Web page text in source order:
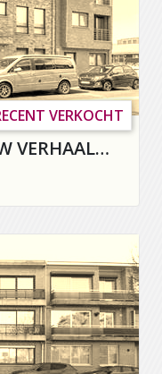
VERHAAL…
VERKOCHT